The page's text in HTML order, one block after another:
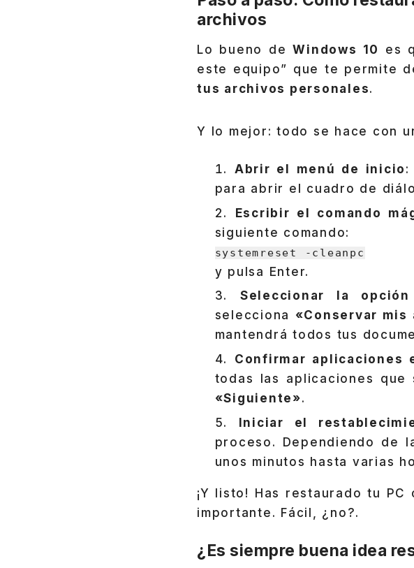
archivos
Lo bueno deWindows 10
es
este equipo” que te permite
tus archivos personales.
Y lo mejor: todo se hace con
Abrir el menú de inicio :
para abrir el cuadro de
Escribir el comando
siguiente comando:
systemreset -cleanpc
y pulsa Enter.
Seleccionar la opción
selecciona «Conservar mis
mantendrá todos tus
Confirmar aplicaciones
todas las aplicaciones
«Siguiente».
Iniciar el
proceso. Dependiendo de
unos minutos hasta varias
¡Y listo! Has restaurado tu
importante. Fácil, ¿no?.
¿Es siempre buena idea